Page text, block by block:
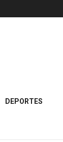
DEPORTES